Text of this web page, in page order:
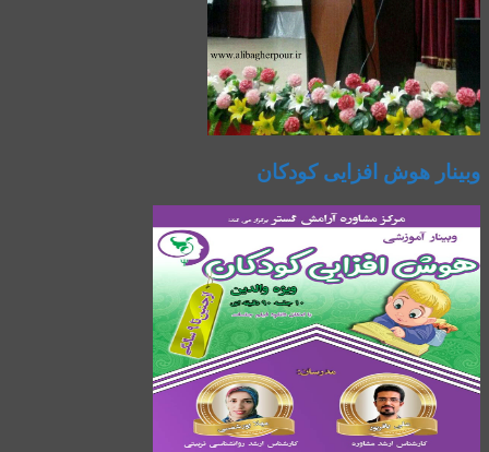
وبینار هوش افزایی کودکان